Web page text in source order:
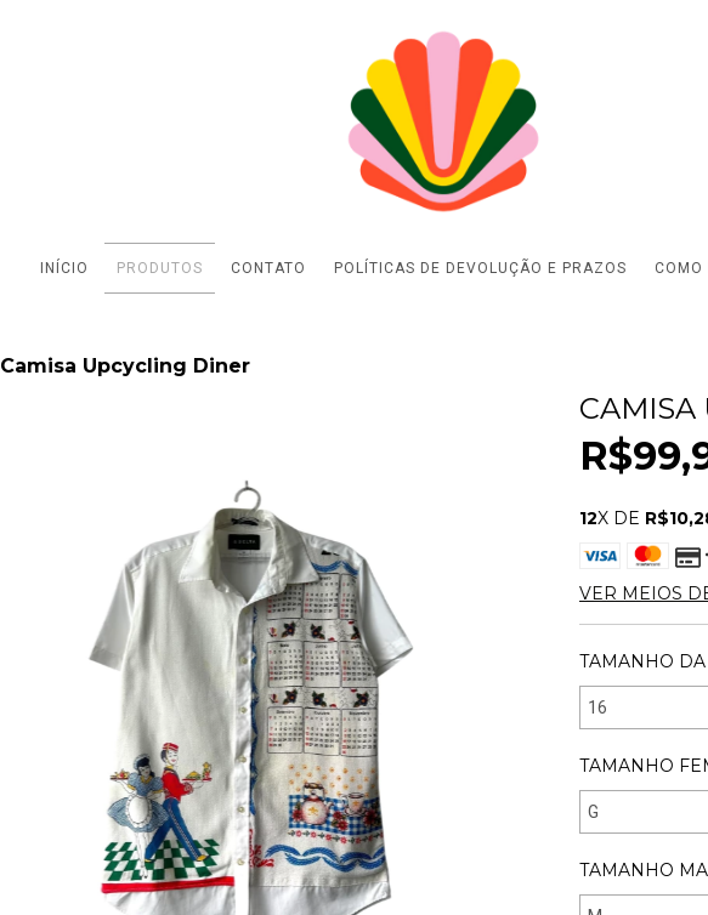
INÍCIO PRODUTOS CONTATO POLÍTICAS DE DEVOLUÇÃO E PRAZOS COMO
Camisa Upcycling Diner
CAMISA
12X DE
VER MEIOS
TAMANHO DA
TAMANHO
TAMANHO